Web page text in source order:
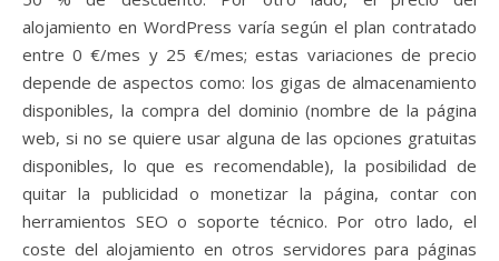
alojamiento en WordPress varía según el plan contratado
entre 0 €/mes y 25 €/mes; estas variaciones de precio
depende de aspectos como: los gigas de almacenamiento
disponibles, la compra del dominio (nombre de la página
web, si no se quiere usar alguna de las opciones gratuitas
disponibles, lo que es recomendable), la posibilidad de
quitar la publicidad o monetizar la página, contar con
herramientos SEO o soporte técnico. Por otro lado, el
coste del alojamiento en otros servidores para páginas